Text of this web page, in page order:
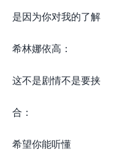
是因为你对我的了解
希林娜依高：
这不是剧情不是要挟
合：
希望你能听懂